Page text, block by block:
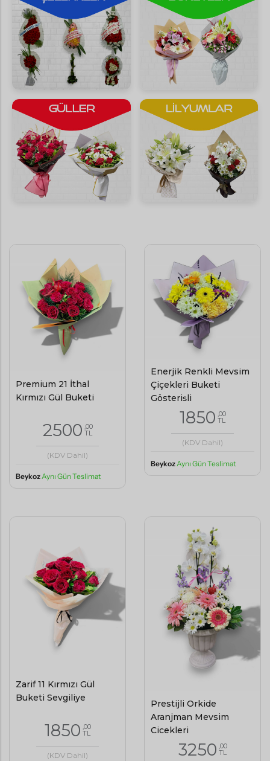
Premium 21 İthal
Kırmızı Gül Buketi
2500 ,00
TL
(KDV Dahil)
BeykozAynı Gün Teslimat
Enerjik Renkli Mevsim
Çiçekleri Buketi
Gösterişli
1850 ,00
TL
(KDV Dahil)
Beykoz Aynı Gün Teslimat
Zarif 11 Kırmızı Gül
Buketi Sevgiliye
1850 ,00
TL
(KDV Dahil)
Prestijli Orkide
Aranjman Mevsim
Çiçekleri
3250 ,00
TL